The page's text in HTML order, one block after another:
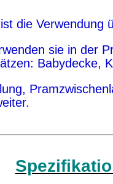
die Verwendung
sie in der
Babydecke,